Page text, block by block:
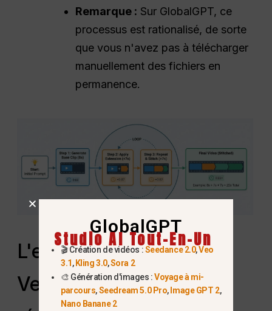
Remarque : Sur GlobalGPT, ce
processus est rationalisé, de sorte
que vous n'avez pas à télécharger
manuellement des fichiers en
permanence.
L'extension des vidéos
Veo 3.1 réduit-elle la
GlobalGPT
Studio AI Tout-En-Un
🎬 Création de vidéos :Seedance 2.0,Veo
3.1, Kling 3.0,Sora 2
🎨 Génération d'images :Voyage à mi-
parcours,Seedream 5.0 Pro, Image GPT 2,
Nano Banane 2